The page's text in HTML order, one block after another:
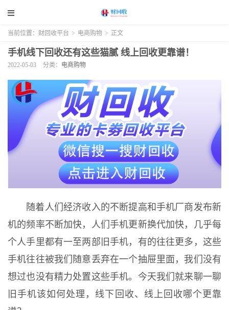
当前位置： 财回收平台 > 电商购物 > 正文
手机线下回收还有这些猫腻 线上回收更靠谱！
2022-05-03 分类： 电商购物
随着人们经济收入的不断提高和手机厂商发布新
机的频率不断加快，人们手机更新换代加快，几乎每
个人手里都有一至两部旧手机，有的往往更多，这些
手机往往被我们随意丢弃在一个抽屉里面，我们没有
想过也没有精力处置这些手机。今天我们就来聊一聊
旧手机该如何处理，线下回收、线上回收哪个更靠